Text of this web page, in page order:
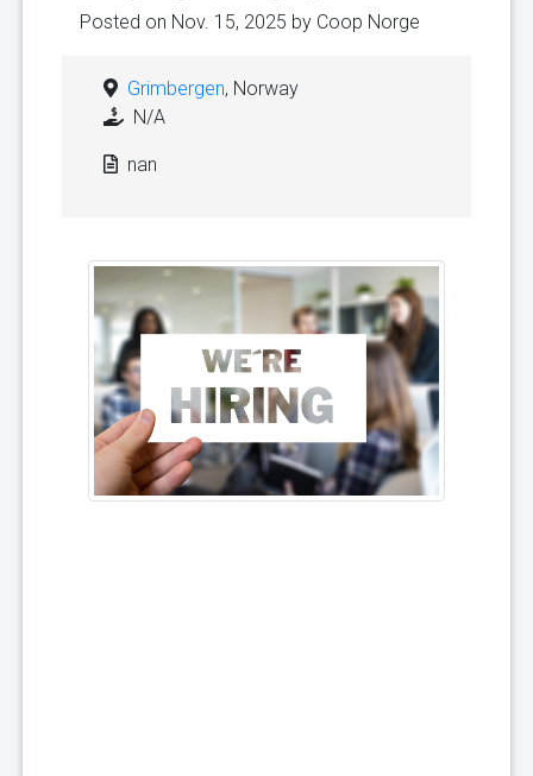
Posted on Nov. 15, 2025 by Coop Norge
Grimbergen, Norway
N/A
nan